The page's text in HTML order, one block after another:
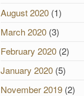
August 2020(1)
March 2020(3)
February 2020(2)
January 2020(5)
November 2019(2)